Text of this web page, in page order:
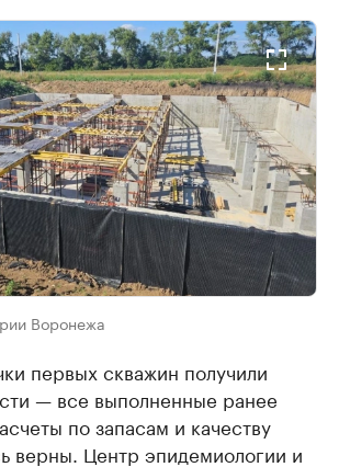
Воронежа
первых скважин получили
— все выполненные ранее
по запасам и качеству
верны. Центр эпидемиологии и